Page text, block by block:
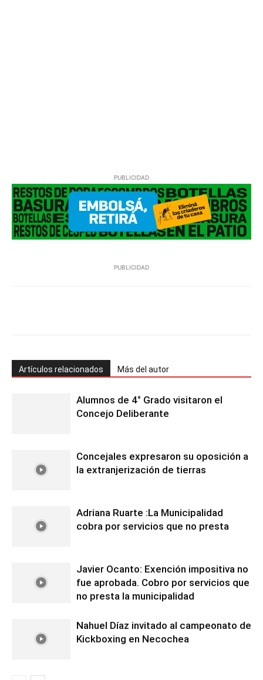
PUBLICIDAD
PUBLICIDAD
Artículos relacionados Más del autor
Alumnos de 4° Grado visitaron el
Concejo Deliberante
Concejales expresaron su oposición a
la extranjerización de tierras
Adriana Ruarte :La Municipalidad
cobra por servicios que no presta
Javier Ocanto: Exención impositiva no
fue aprobada. Cobro por servicios que
no presta la municipalidad
Nahuel Díaz invitado al campeonato de
Kickboxing en Necochea